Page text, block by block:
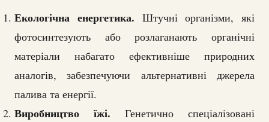
Екологічна енергетика. Штучні організми, які
фотосинтезують або розлаганають органічні
матеріали набагато ефективніше природних
аналогів, забезпечуючи альтернативні джерела
палива та енергії.
Виробництво їжі. Генетично спеціалізовані